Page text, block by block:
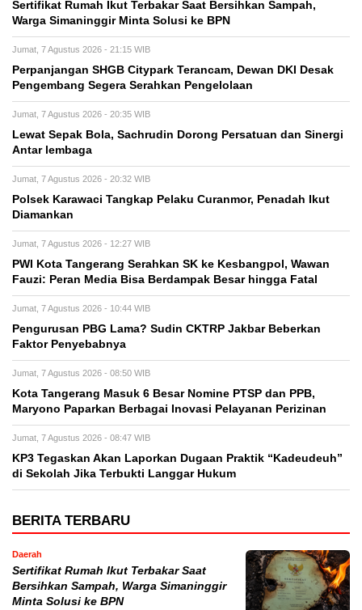
Sertifikat Rumah Ikut Terbakar Saat Bersihkan Sampah,
Warga Simaninggir Minta Solusi ke BPN
Jumat, 7 Agustus 2026 - 21:15 WIB
Perpanjangan SHGB Citypark Terancam, Dewan DKI Desak
Pengembang Segera Serahkan Pengelolaan
Jumat, 7 Agustus 2026 - 20:35 WIB
Lewat Sepak Bola, Sachrudin Dorong Persatuan dan Sinergi
Antar lembaga
Jumat, 7 Agustus 2026 - 20:32 WIB
Polsek Karawaci Tangkap Pelaku Curanmor, Penadah Ikut
Diamankan
Jumat, 7 Agustus 2026 - 12:27 WIB
PWI Kota Tangerang Serahkan SK ke Kesbangpol, Wawan
Fauzi: Peran Media Bisa Berdampak Besar hingga Fatal
Jumat, 7 Agustus 2026 - 10:44 WIB
Pengurusan PBG Lama? Sudin CKTRP Jakbar Beberkan
Faktor Penyebabnya
Jumat, 7 Agustus 2026 - 08:50 WIB
Kota Tangerang Masuk 6 Besar Nomine PTSP dan PPB,
Maryono Paparkan Berbagai Inovasi Pelayanan Perizinan
Jumat, 7 Agustus 2026 - 08:47 WIB
KP3 Tegaskan Akan Laporkan Dugaan Praktik “Kadeudeuh”
di Sekolah Jika Terbukti Langgar Hukum
BERITA TERBARU
Daerah
Sertifikat Rumah Ikut Terbakar Saat
Bersihkan Sampah, Warga Simaninggir
Minta Solusi ke BPN